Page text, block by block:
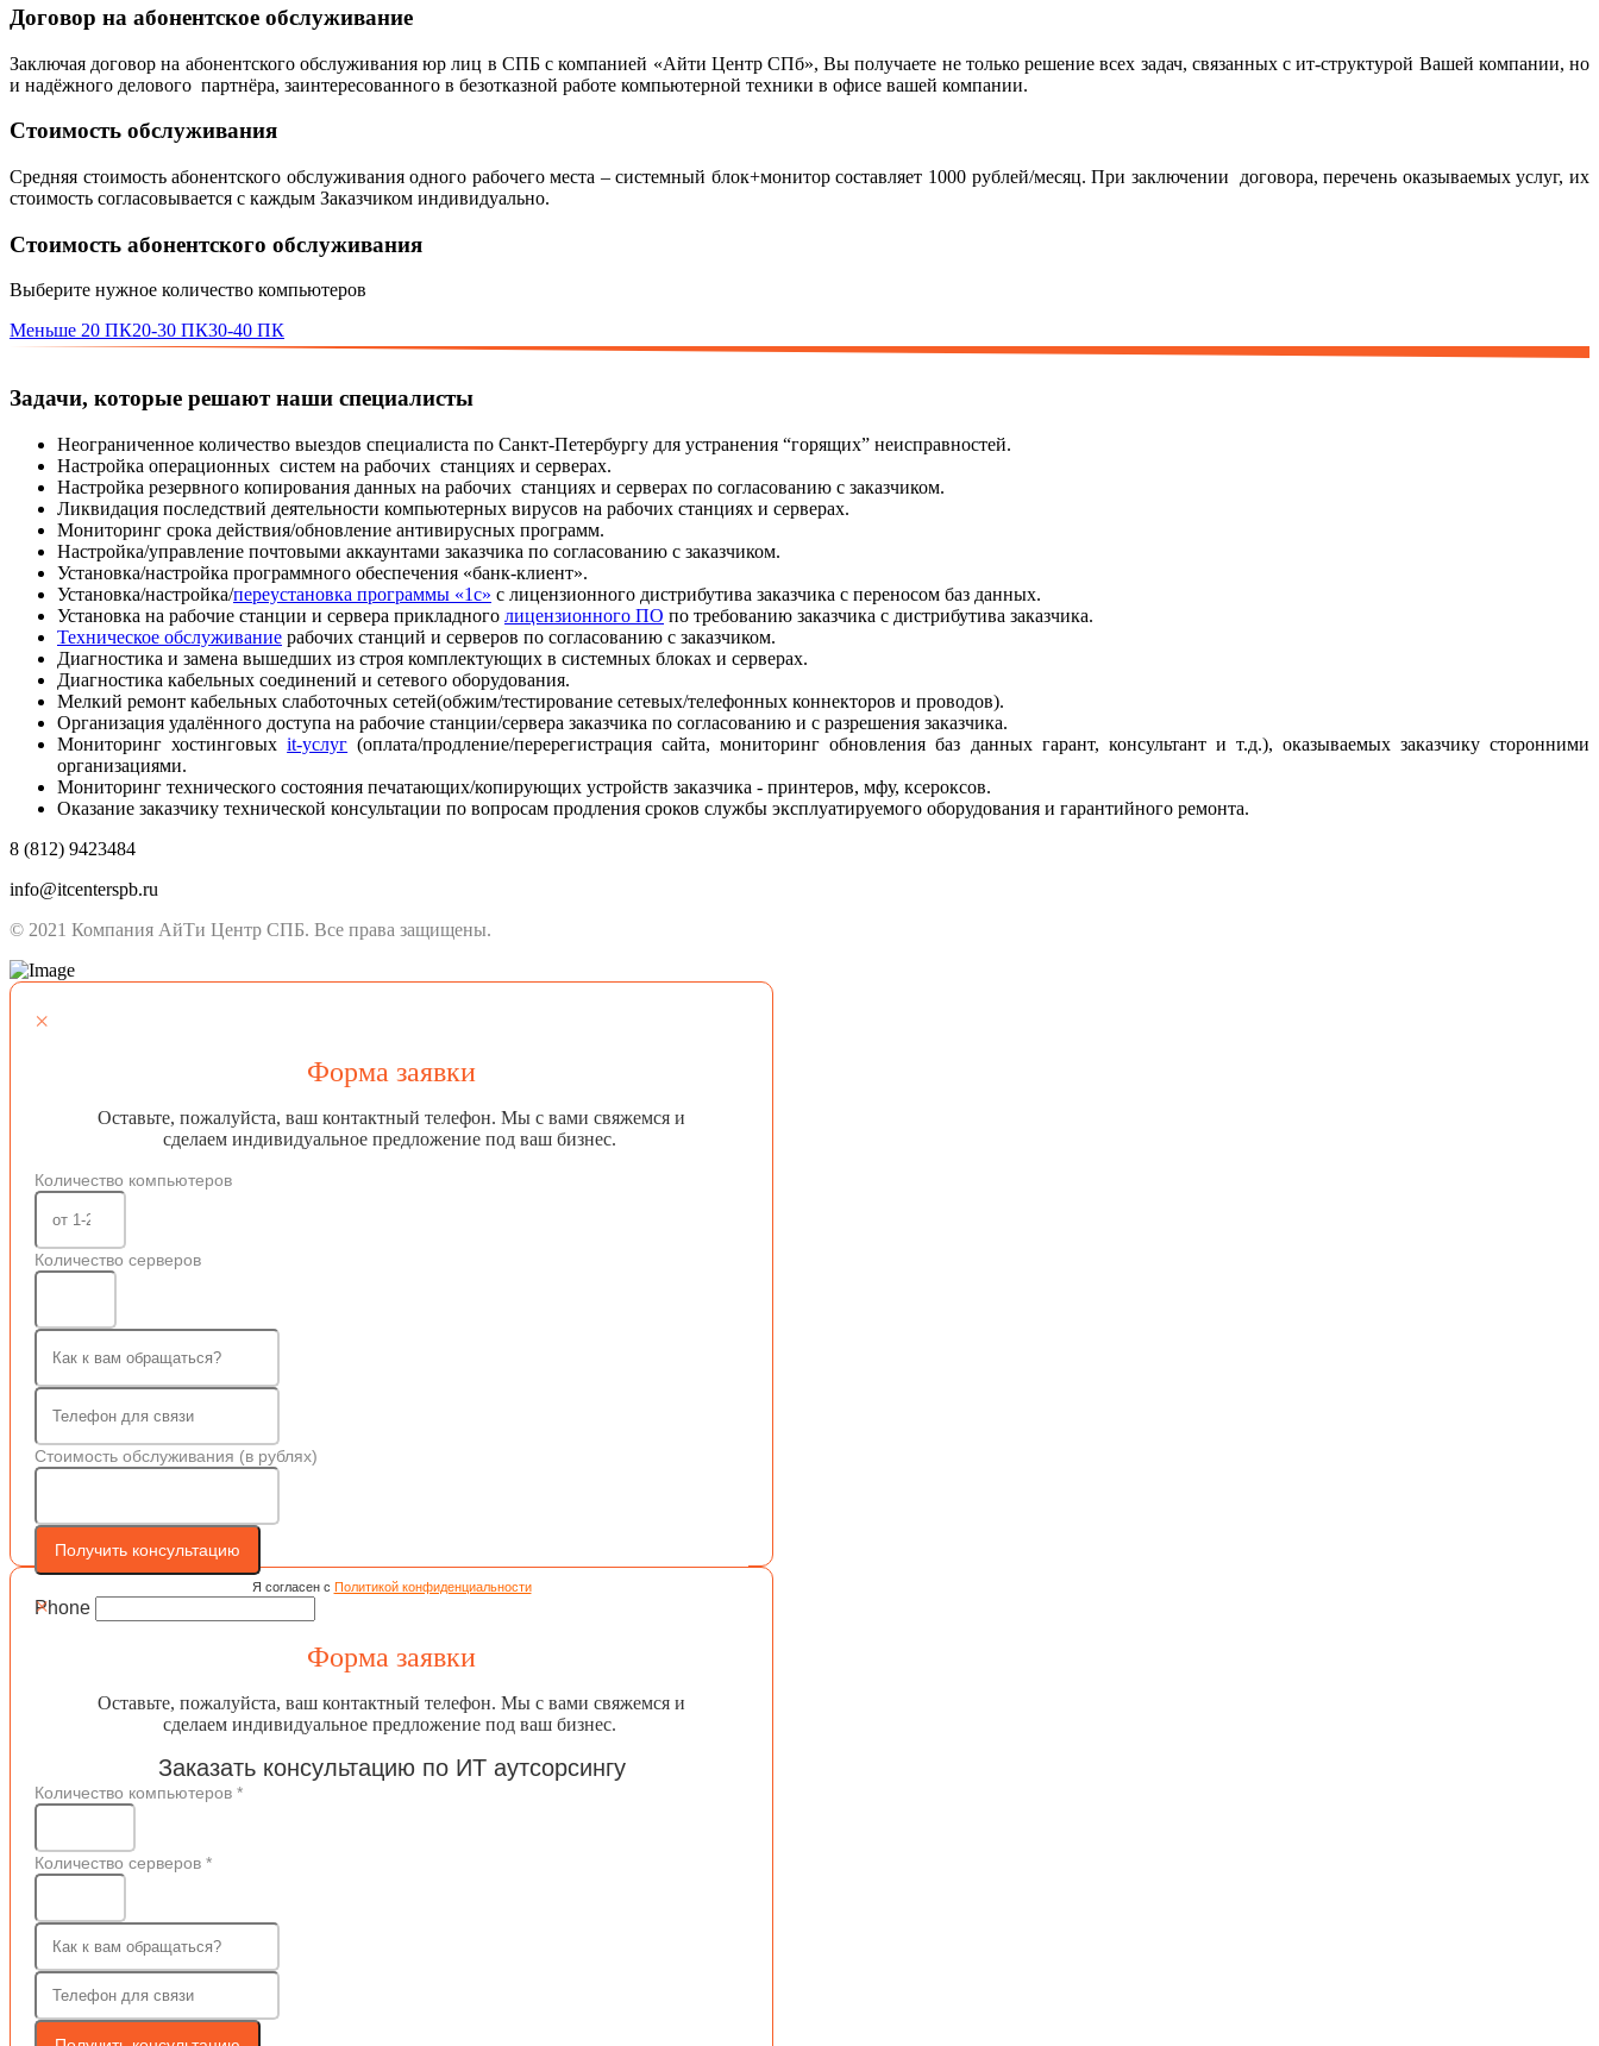
Договор на абонентское обслуживание
Заключая договор на абонентского обслуживания юр лиц в СПБ с компанией «Айти Центр СПб», Вы получаете не только решение всех задач, связанных с ит-структурой Вашей компании, но
и надёжного делового партнёра, заинтересованного в безотказной работе компьютерной техники в офисе вашей компании.
Стоимость обслуживания
Средняя стоимость абонентского обслуживания одного рабочего места – системный блок+монитор составляет 1000 рублей/месяц. При заключении договора, перечень оказываемых услуг, их
стоимость согласовывается с каждым Заказчиком индивидуально.
Стоимость абонентского обслуживания
Выберите нужное количество компьютеров
Меньше 20 ПК20-30 ПК30-40 ПК
Задачи, которые решают наши специалисты
Неограниченное количество выездов специалиста по Санкт-Петербургу для устранения “горящих” неисправностей.
Настройка операционных систем на рабочих станциях и серверах.
Настройка резервного копирования данных на рабочих станциях и серверах по согласованию с заказчиком.
Ликвидация последствий деятельности компьютерных вирусов на рабочих станциях и серверах.
Мониторинг срока действия/обновление антивирусных программ.
Настройка/управление почтовыми аккаунтами заказчика по согласованию с заказчиком.
Установка/настройка программного обеспечения «банк-клиент».
Установка/настройка/переустановка программы «1с» с лицензионного дистрибутива заказчика с переносом баз данных.
Установка на рабочие станции и сервера прикладного лицензионного ПО по требованию заказчика с дистрибутива заказчика.
Техническое обслуживание рабочих станций и серверов по согласованию с заказчиком.
Диагностика и замена вышедших из строя комплектующих в системных блоках и серверах.
Диагностика кабельных соединений и сетевого оборудования.
Мелкий ремонт кабельных слаботочных сетей(обжим/тестирование сетевых/телефонных коннекторов и проводов).
Организация удалённого доступа на рабочие станции/сервера заказчика по согласованию и с разрешения заказчика.
Мониторинг хостинговыхit-услуг (оплата/продление/перерегистрация сайта, мониторинг обновления баз данных гарант, консультант и т.д.), оказываемых заказчику сторонними
организациями.
Мониторинг технического состояния печатающих/копирующих устройств заказчика - принтеров, мфу, ксероксов.
Оказание заказчику технической консультации по вопросам продления сроков службы эксплуатируемого оборудования и гарантийного ремонта.
8 (812) 9423484
info@itcenterspb.ru
© 2021 Компания АйТи Центр СПБ. Все права защищены.
×
Форма заявки
Оставьте, пожалуйста, ваш контактный телефон. Мы с вами свяжемся и
сделаем индивидуальное предложение под ваш бизнес.
Количество компьютеров
Количество серверов
Стоимость обслуживания (в рублях)
Получить консультацию
Я согласен с Политикой конфиденциальности
Phone
×
Форма заявки
Оставьте, пожалуйста, ваш контактный телефон. Мы с вами свяжемся и
сделаем индивидуальное предложение под ваш бизнес.
Заказать консультацию по ИТ аутсорсингу
Количество компьютеров *
Количество серверов *